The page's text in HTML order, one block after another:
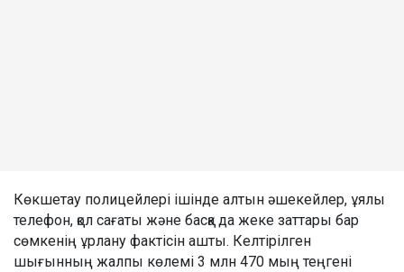
Көкшетау полицейлері ішінде алтын әшекейлер, ұялы
телефон, қол сағаты және басқа да жеке заттары бар
сөмкенің ұрлану фактісін ашты. Келтірілген
шығынның жалпы көлемі 3 млн 470 мың теңгені